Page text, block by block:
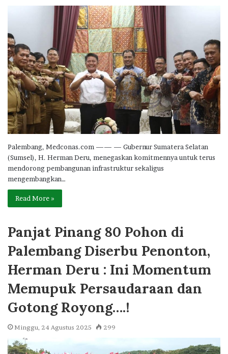
Palembang, Medconas.com —— — Gubernur Sumatera Selatan
(Sumsel), H. Herman Deru, menegaskan komitmennya untuk terus
mendorong pembangunan infrastruktur sekaligus
mengembangkan…
Read More »
Panjat Pinang 80 Pohon di
Palembang Diserbu Penonton,
Herman Deru : Ini Momentum
Memupuk Persaudaraan dan
Gotong Royong….!
Minggu, 24 Agustus 2025 299